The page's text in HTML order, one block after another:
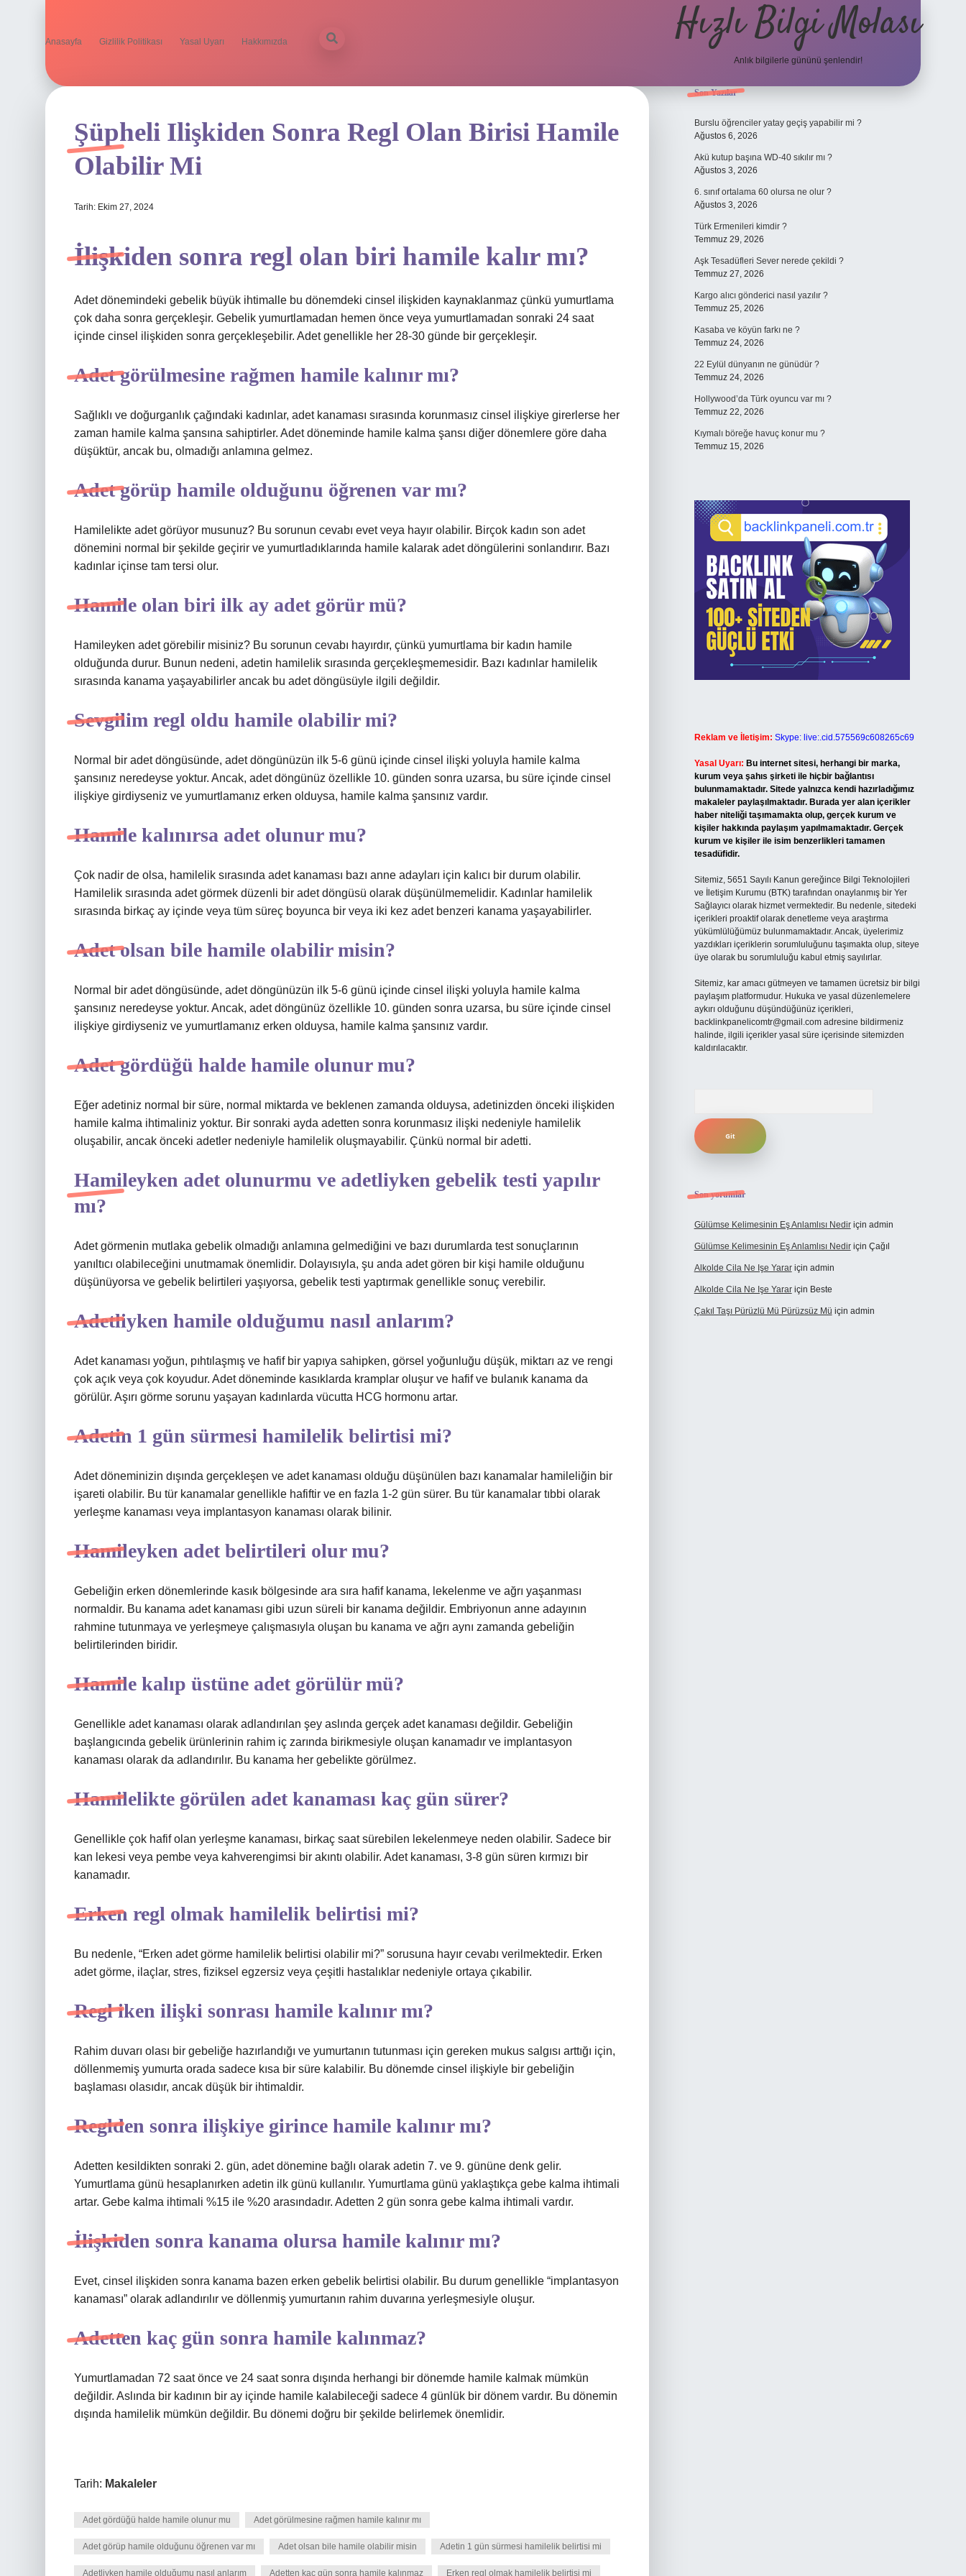
Anasayfa Gizlilik Politikası Yasal Uyarı Hakkımızda Hızlı Bilgi Molası
Anlık bilgilerle gününü şenlendir!
Şüpheli Ilişkiden Sonra Regl Olan Birisi Hamile
Olabilir Mi
Tarih: Ekim 27, 2024
İlişkiden sonra regl olan biri hamile kalır mı?
Adet dönemindeki gebelik büyük ihtimalle bu dönemdeki cinsel ilişkiden kaynaklanmaz çünkü yumurtlama
çok daha sonra gerçekleşir. Gebelik yumurtlamadan hemen önce veya yumurtlamadan sonraki 24 saat
içinde cinsel ilişkiden sonra gerçekleşebilir. Adet genellikle her 28-30 günde bir gerçekleşir.
Adet görülmesine rağmen hamile kalınır mı?
Sağlıklı ve doğurganlık çağındaki kadınlar, adet kanaması sırasında korunmasız cinsel ilişkiye girerlerse her
zaman hamile kalma şansına sahiptirler. Adet döneminde hamile kalma şansı diğer dönemlere göre daha
düşüktür, ancak bu, olmadığı anlamına gelmez.
Adet görüp hamile olduğunu öğrenen var mı?
Hamilelikte adet görüyor musunuz? Bu sorunun cevabı evet veya hayır olabilir. Birçok kadın son adet
dönemini normal bir şekilde geçirir ve yumurtladıklarında hamile kalarak adet döngülerini sonlandırır. Bazı
kadınlar içinse tam tersi olur.
Hamile olan biri ilk ay adet görür mü?
Hamileyken adet görebilir misiniz? Bu sorunun cevabı hayırdır, çünkü yumurtlama bir kadın hamile
olduğunda durur. Bunun nedeni, adetin hamilelik sırasında gerçekleşmemesidir. Bazı kadınlar hamilelik
sırasında kanama yaşayabilirler ancak bu adet döngüsüyle ilgili değildir.
Sevgilim regl oldu hamile olabilir mi?
Normal bir adet döngüsünde, adet döngünüzün ilk 5-6 günü içinde cinsel ilişki yoluyla hamile kalma
şansınız neredeyse yoktur. Ancak, adet döngünüz özellikle 10. günden sonra uzarsa, bu süre içinde cinsel
ilişkiye girdiyseniz ve yumurtlamanız erken olduysa, hamile kalma şansınız vardır.
Hamile kalınırsa adet olunur mu?
Çok nadir de olsa, hamilelik sırasında adet kanaması bazı anne adayları için kalıcı bir durum olabilir.
Hamilelik sırasında adet görmek düzenli bir adet döngüsü olarak düşünülmemelidir. Kadınlar hamilelik
sırasında birkaç ay içinde veya tüm süreç boyunca bir veya iki kez adet benzeri kanama yaşayabilirler.
Adet olsan bile hamile olabilir misin?
Normal bir adet döngüsünde, adet döngünüzün ilk 5-6 günü içinde cinsel ilişki yoluyla hamile kalma
şansınız neredeyse yoktur. Ancak, adet döngünüz özellikle 10. günden sonra uzarsa, bu süre içinde cinsel
ilişkiye girdiyseniz ve yumurtlamanız erken olduysa, hamile kalma şansınız vardır.
Adet gördüğü halde hamile olunur mu?
Eğer adetiniz normal bir süre, normal miktarda ve beklenen zamanda olduysa, adetinizden önceki ilişkiden
hamile kalma ihtimaliniz yoktur. Bir sonraki ayda adetten sonra korunmasız ilişki nedeniyle hamilelik
oluşabilir, ancak önceki adetler nedeniyle hamilelik oluşmayabilir. Çünkü normal bir adetti.
Hamileyken adet olunurmu ve adetliyken gebelik testi yapılır
mı?
Adet görmenin mutlaka gebelik olmadığı anlamına gelmediğini ve bazı durumlarda test sonuçlarının
yanıltıcı olabileceğini unutmamak önemlidir. Dolayısıyla, şu anda adet gören bir kişi hamile olduğunu
düşünüyorsa ve gebelik belirtileri yaşıyorsa, gebelik testi yaptırmak genellikle sonuç verebilir.
Adetliyken hamile olduğumu nasıl anlarım?
Adet kanaması yoğun, pıhtılaşmış ve hafif bir yapıya sahipken, görsel yoğunluğu düşük, miktarı az ve rengi
çok açık veya çok koyudur. Adet döneminde kasıklarda kramplar oluşur ve hafif ve bulanık kanama da
görülür. Aşırı görme sorunu yaşayan kadınlarda vücutta HCG hormonu artar.
Adetin 1 gün sürmesi hamilelik belirtisi mi?
Adet döneminizin dışında gerçekleşen ve adet kanaması olduğu düşünülen bazı kanamalar hamileliğin bir
işareti olabilir. Bu tür kanamalar genellikle hafiftir ve en fazla 1-2 gün sürer. Bu tür kanamalar tıbbi olarak
yerleşme kanaması veya implantasyon kanaması olarak bilinir.
Hamileyken adet belirtileri olur mu?
Gebeliğin erken dönemlerinde kasık bölgesinde ara sıra hafif kanama, lekelenme ve ağrı yaşanması
normaldir. Bu kanama adet kanaması gibi uzun süreli bir kanama değildir. Embriyonun anne adayının
rahmine tutunmaya ve yerleşmeye çalışmasıyla oluşan bu kanama ve ağrı aynı zamanda gebeliğin
belirtilerinden biridir.
Hamile kalıp üstüne adet görülür mü?
Genellikle adet kanaması olarak adlandırılan şey aslında gerçek adet kanaması değildir. Gebeliğin
başlangıcında gebelik ürünlerinin rahim iç zarında birikmesiyle oluşan kanamadır ve implantasyon
kanaması olarak da adlandırılır. Bu kanama her gebelikte görülmez.
Hamilelikte görülen adet kanaması kaç gün sürer?
Genellikle çok hafif olan yerleşme kanaması, birkaç saat sürebilen lekelenmeye neden olabilir. Sadece bir
kan lekesi veya pembe veya kahverengimsi bir akıntı olabilir. Adet kanaması, 3-8 gün süren kırmızı bir
kanamadır.
Erken regl olmak hamilelik belirtisi mi?
Bu nedenle, “Erken adet görme hamilelik belirtisi olabilir mi?” sorusuna hayır cevabı verilmektedir. Erken
adet görme, ilaçlar, stres, fiziksel egzersiz veya çeşitli hastalıklar nedeniyle ortaya çıkabilir.
Regl iken ilişki sonrası hamile kalınır mı?
Rahim duvarı olası bir gebeliğe hazırlandığı ve yumurtanın tutunması için gereken mukus salgısı arttığı için,
döllenmemiş yumurta orada sadece kısa bir süre kalabilir. Bu dönemde cinsel ilişkiyle bir gebeliğin
başlaması olasıdır, ancak düşük bir ihtimaldir.
Reglden sonra ilişkiye girince hamile kalınır mı?
Adetten kesildikten sonraki 2. gün, adet dönemine bağlı olarak adetin 7. ve 9. gününe denk gelir.
Yumurtlama günü hesaplanırken adetin ilk günü kullanılır. Yumurtlama günü yaklaştıkça gebe kalma ihtimali
artar. Gebe kalma ihtimali %15 ile %20 arasındadır. Adetten 2 gün sonra gebe kalma ihtimali vardır.
İlişkiden sonra kanama olursa hamile kalınır mı?
Evet, cinsel ilişkiden sonra kanama bazen erken gebelik belirtisi olabilir. Bu durum genellikle “implantasyon
kanaması” olarak adlandırılır ve döllenmiş yumurtanın rahim duvarına yerleşmesiyle oluşur.
Adetten kaç gün sonra hamile kalınmaz?
Yumurtlamadan 72 saat önce ve 24 saat sonra dışında herhangi bir dönemde hamile kalmak mümkün
değildir. Aslında bir kadının bir ay içinde hamile kalabileceği sadece 4 günlük bir dönem vardır. Bu dönemin
dışında hamilelik mümkün değildir. Bu dönemi doğru bir şekilde belirlemek önemlidir.
Tarih: Makaleler
Adet gördüğü halde hamile olunur mu Adet görülmesine rağmen hamile kalınır mı
Adet görüp hamile olduğunu öğrenen var mı Adet olsan bile hamile olabilir misin Adetin 1 gün sürmesi hamilelik belirtisi mi
Adetliyken hamile olduğumu nasıl anlarım Adetten kaç gün sonra hamile kalınmaz Erken regl olmak hamilelik belirtisi mi
Sidebar
Son Yazılar
Burslu öğrenciler yatay geçiş yapabilir mi ?
Ağustos 6, 2026
Akü kutup başına WD-40 sıkılır mı ?
Ağustos 3, 2026
6. sınıf ortalama 60 olursa ne olur ?
Ağustos 3, 2026
Türk Ermenileri kimdir ?
Temmuz 29, 2026
Aşk Tesadüfleri Sever nerede çekildi ?
Temmuz 27, 2026
Kargo alıcı gönderici nasıl yazılır ?
Temmuz 25, 2026
Kasaba ve köyün farkı ne ?
Temmuz 24, 2026
22 Eylül dünyanın ne günüdür ?
Temmuz 24, 2026
Hollywood’da Türk oyuncu var mı ?
Temmuz 22, 2026
Kıymalı böreğe havuç konur mu ?
Temmuz 15, 2026
Reklam ve İletişim: Skype: live:.cid.575569c608265c69
Yasal Uyarı: Bu internet sitesi, herhangi bir marka,
kurum veya şahıs şirketi ile hiçbir bağlantısı
bulunmamaktadır. Sitede yalnızca kendi hazırladığımız
makaleler paylaşılmaktadır. Burada yer alan içerikler
haber niteliği taşımamakta olup, gerçek kurum ve
kişiler hakkında paylaşım yapılmamaktadır. Gerçek
kurum ve kişiler ile isim benzerlikleri tamamen
tesadüfidir.
Sitemiz, 5651 Sayılı Kanun gereğince Bilgi Teknolojileri
ve İletişim Kurumu (BTK) tarafından onaylanmış bir Yer
Sağlayıcı olarak hizmet vermektedir. Bu nedenle, sitedeki
içerikleri proaktif olarak denetleme veya araştırma
yükümlülüğümüz bulunmamaktadır. Ancak, üyelerimiz
yazdıkları içeriklerin sorumluluğunu taşımakta olup, siteye
üye olarak bu sorumluluğu kabul etmiş sayılırlar.
Sitemiz, kar amacı gütmeyen ve tamamen ücretsiz bir bilgi
paylaşım platformudur. Hukuka ve yasal düzenlemelere
aykırı olduğunu düşündüğünüz içerikleri,
backlinkpanelicomtr@gmail.comadresine bildirmeniz
halinde, ilgili içerikler yasal süre içerisinde sitemizden
kaldırılacaktır.
Son yorumlar
Gülümse Kelimesinin Eş Anlamlısı Nediriçin admin
Gülümse Kelimesinin Eş Anlamlısı Nediriçin Çağıl
Alkolde Cila Ne Işe Yarariçin admin
Alkolde Cila Ne Işe Yarariçin Beste
Çakıl Taşı Pürüzlü Mü Pürüzsüz Mü için admin